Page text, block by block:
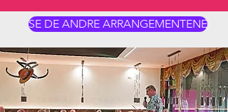
SE DE ANDRE ARRANGEMENTENE